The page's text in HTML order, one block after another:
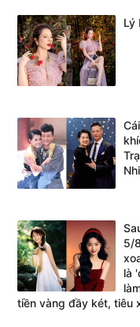
Lý
Nhi
5/
là
tiền vàng đầy két, tiêu